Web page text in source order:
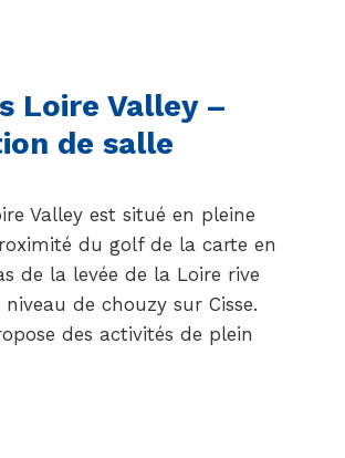
Loire Valley –
de salle
Valley est situé en pleine
du golf de la carte en
de la levée de la Loire rive
de chouzy sur Cisse.
des activités de plein